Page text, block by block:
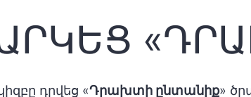
դրվեց «Դրախտի ընտանիք»